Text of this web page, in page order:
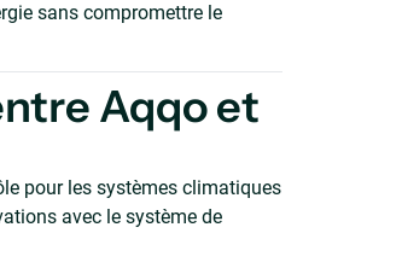
sans compromettre le
Aqqo et
pour les systèmes climatiques
avec le système de